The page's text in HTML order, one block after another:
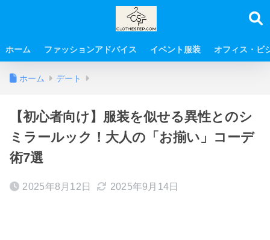
ホーム ファッションアドバイス イベント服装 オフィス・ビ
ホーム デート
【初心者向け】服装を似せる異性とのシ
ミラールック！大人の「お揃い」コーデ
術7選
2025年8月12日 2025年9月14日